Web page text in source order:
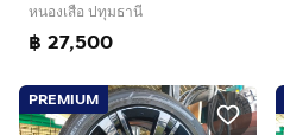
หนองเสือ ปทุมธานี
฿ 27,500
PREMIUM